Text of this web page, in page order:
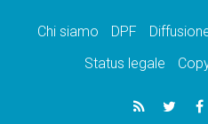
Chi siamo DPF
Status legale